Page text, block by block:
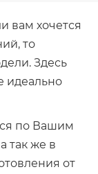
вам хочется
то
Здесь
идеально
по Вашим
так же в
от